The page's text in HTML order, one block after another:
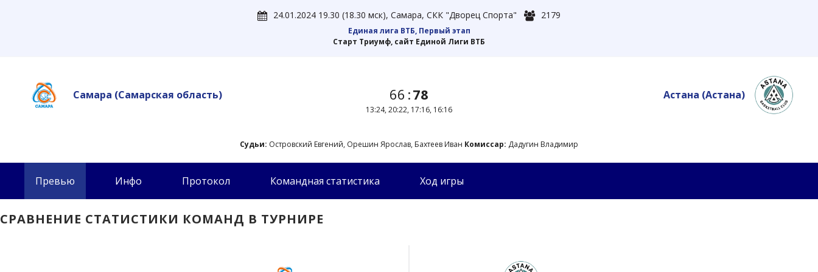
24.01.2024 19.30 (18.30 мск), Самара, СКК "Дворец Спорта" 2179
Единая лига ВТБ, Первый этап
Старт Триумф, сайт Единой Лиги ВТБ
Самара (Самарская область) 66 :78
13:24, 20:22, 17:16, 16:16
Астана (Астана)
Судьи: Островский Евгений, Орешин Ярослав, Бахтеев Иван Комиссар: Дадугин Владимир
Превью Инфо Протокол Командная статистика Ход игры
СРАВНЕНИЕ СТАТИСТИКИ КОМАНД В ТУРНИРЕ